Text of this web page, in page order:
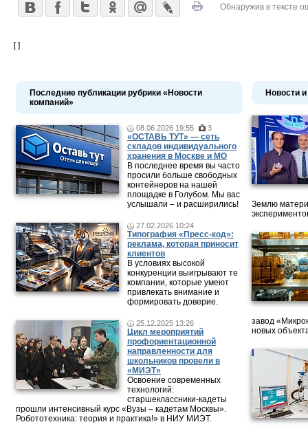
Обнаружив в тексте
[ ]
Последние публикации рубрики «Новости
компаний»
08.06.2026 19:55 3
«ОСТАВЬ ТУТ» — сеть
складов индивидуального
хранения в Москве и МО
В последнее время вы часто
просили больше свободных
контейнеров на нашей
площадке в Голубом. Мы вас
услышали – и расширились!
27.02.2026 10:24
Типография «Пресс-код»:
реклама, которая приносит
клиентов
В условиях высокой
конкуренции выигрывают те
компании, которые умеют
привлекать внимание и
формировать доверие.
25.12.2025 13:26
Цикл мероприятий
профориентационной
направленности для
школьников провели в
«МИЭТ»
Освоение современных
технологий:
старшеклассники-кадеты
прошли интенсивный курс «Вузы – кадетам Москвы».
Робототехника: теория и практика!» в НИУ МИЭТ.
Новости
Землю
завод
новых